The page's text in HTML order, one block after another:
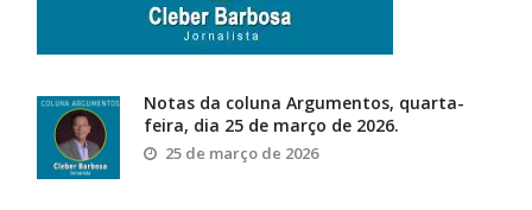
Notas da coluna Argumentos, quarta-
feira, dia 25 de março de 2026.
25 de março de 2026